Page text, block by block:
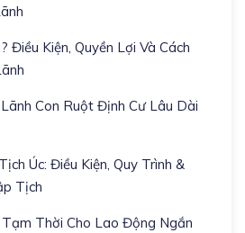
Điều Kiện, Quyền Lợi Và Cách
Con Ruột Định Cư Lâu Dài
Úc: Điều Kiện, Quy Trình &
Tịch
Thời Cho Lao Động Ngắn